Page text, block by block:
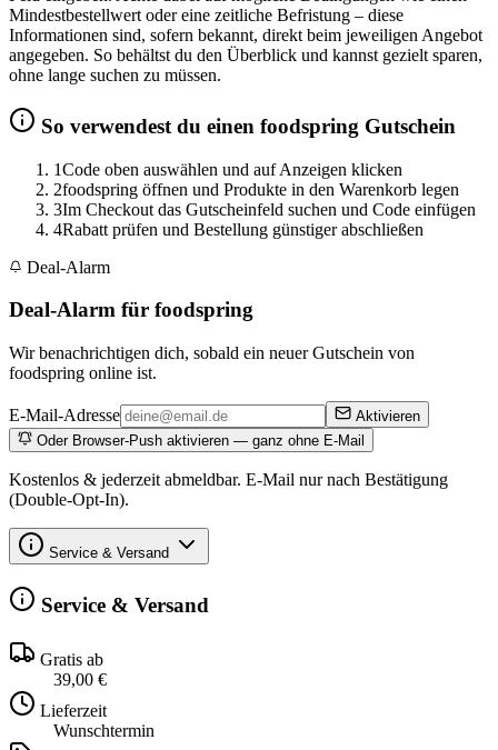
Mindestbestellwert oder eine zeitliche Befristung – diese
Informationen sind, sofern bekannt, direkt beim jeweiligen Angebot
angegeben. So behältst du den Überblick und kannst gezielt sparen,
ohne lange suchen zu müssen.
So verwendest du einen foodspring Gutschein
1Code oben auswählen und auf Anzeigen klicken
2foodspring öffnen und Produkte in den Warenkorb legen
3Im Checkout das Gutscheinfeld suchen und Code einfügen
4Rabatt prüfen und Bestellung günstiger abschließen
Deal-Alarm
Deal-Alarm für foodspring
Wir benachrichtigen dich, sobald ein neuer Gutschein von
foodspring online ist.
E-Mail-Adresse
Aktivieren
Oder Browser-Push aktivieren — ganz ohne E-Mail
Kostenlos & jederzeit abmeldbar. E-Mail nur nach Bestätigung
(Double-Opt-In).
Service & Versand
Service & Versand
Gratis ab
39,00 €
Lieferzeit
Wunschtermin